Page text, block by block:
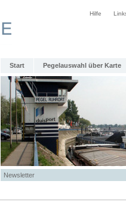
Hilfe
Start Pegelauswahl über Karte
Newsletter